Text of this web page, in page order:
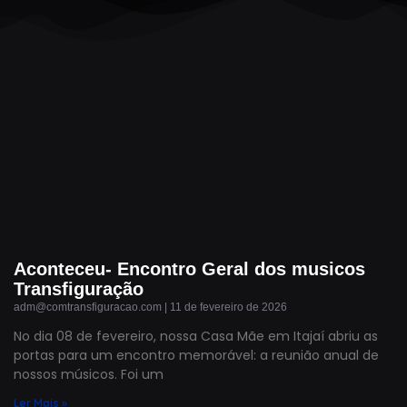
Aconteceu- Encontro Geral dos musicos
Transfiguração
adm@comtransfiguracao.com 11 de fevereiro de 2026
No dia 08 de fevereiro, nossa Casa Mãe em Itajaí abriu as
portas para um encontro memorável: a reunião anual de
nossos músicos. Foi um
Ler Mais »